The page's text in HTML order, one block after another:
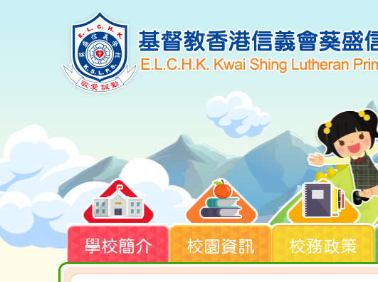
學校簡介 校園資訊 校務政策